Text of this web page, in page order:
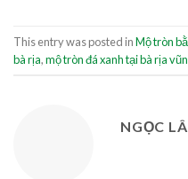
This entry was posted inMộ tròn
bà rịa,mộ tròn đá xanh tại bà rịa
NGỌC